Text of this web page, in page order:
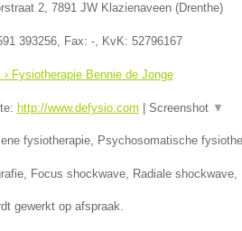
2, 7891 JW Klazienaveen(Drenthe)
393256, Fax: -, KvK: 52796167
› Fysiotherapie Bennie de Jonge
http://www.defysio.com Screenshot ▼
fysiotherapie, Psychosomatische
Focus shockwave, Radiale
gewerkt op afspraak.